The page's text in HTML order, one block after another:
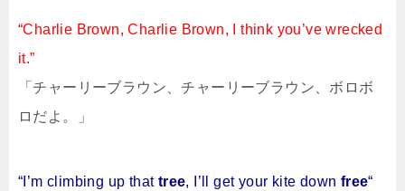
“Charlie Brown, Charlie Brown, I think you’ve wrecked
it.”
「チャーリーブラウン、チャーリーブラウン、ボロボ
ロだよ。」
“I’m climbing up that tree, I’ll get your kite down free“